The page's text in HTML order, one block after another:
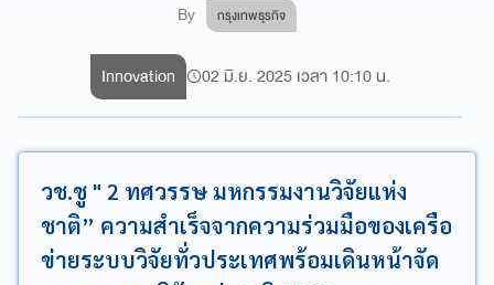
By กรุงเทพธุรกิจ
Innovation 02 มิ.ย. 2025 เวลา 10:10 น.
วช.ชู " 2 ทศวรรษ มหกรรมงานวิจัยแห่ง
ชาติ” ความสำเร็จจากความร่วมมือของเครือ
ข่ายระบบวิจัยทั่วประเทศพร้อมเดินหน้าจัด